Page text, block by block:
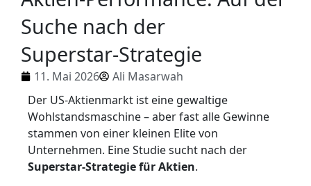
Suche nach der
Superstar‑Strategie
11. Mai 2026
Ali Masarwah
Der US‑Aktienmarkt ist eine gewaltige
Wohlstandsmaschine – aber fast alle Gewinne
stammen von einer kleinen Elite von
Unternehmen. Eine Studie sucht nach der
Superstar-Strategie für Aktien.